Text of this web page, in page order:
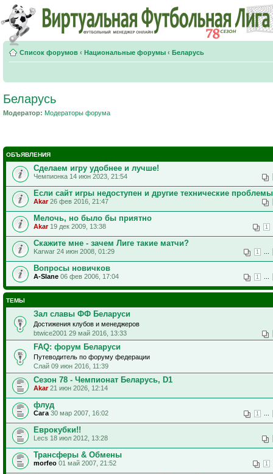
Список форумов ‹ Национальные форумы ‹ Беларусь
Беларусь
Модератор: Модераторы форума
ОБЪЯВЛЕНИЯ
Сделаем игру удобнее и лучше!
Чемпионка 14 июн 2023, 21:54
Если сайт игры недоступен и другие технические проблемы
Akar26 фев 2016, 21:47
Мелочь, но было бы приятно
1
Akar19 дек 2009, 13:38
Скажите мне - зачем Лиге такие матчи?
1
Karwar 24 июн 2008, 01:29
Вопросы новичков
1
A-Slane 06 фев 2006, 17:04
ТЕМЫ
Зал славы ФФ Беларуси
Достижения клубов и менеджеров
btwice2001 29 май 2016, 13:33
FAQ: форум Беларуси
Путеводитель по форуму федерации
Слай 09 июн 2016, 11:39
Сезон 78 - Чемпионат Беларусь, D1
Akar21 июн 2026, 12:14
флуд
1
Сага 30 мар 2007, 16:02
Еврокубки!!
Lecs 18 июл 2012, 13:28
Трансферы & Обмены
1
morfeo 01 май 2007, 21:52